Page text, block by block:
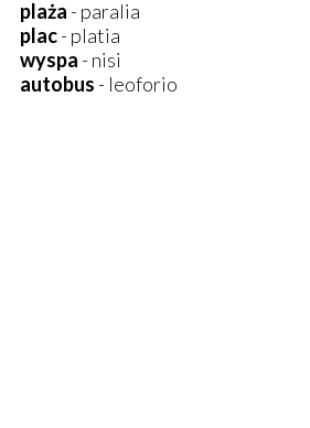
plaża - paralia
plac- platia
wyspa - nisi
autobus - leoforio